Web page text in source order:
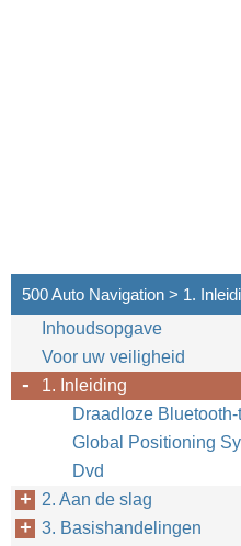
500 Auto Navigation > 1.
Inhoudsopgave
Voor uw veiligheid
1. Inleiding
Draadloze
Global Positioning
Dvd
2. Aan de slag
3. Basishandelingen